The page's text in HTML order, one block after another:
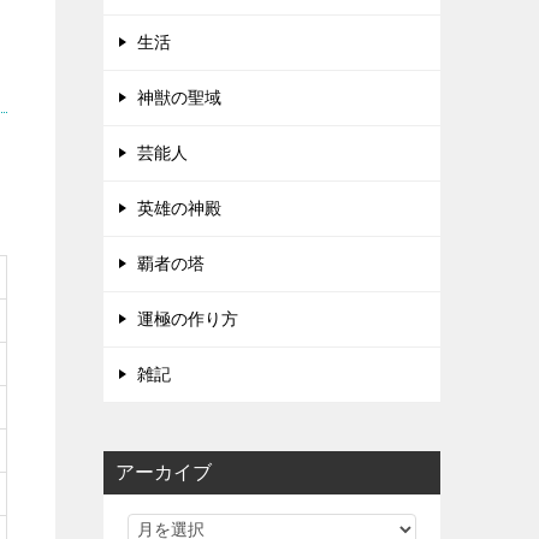
生活
神獣の聖域
芸能人
英雄の神殿
覇者の塔
運極の作り方
雑記
アーカイブ